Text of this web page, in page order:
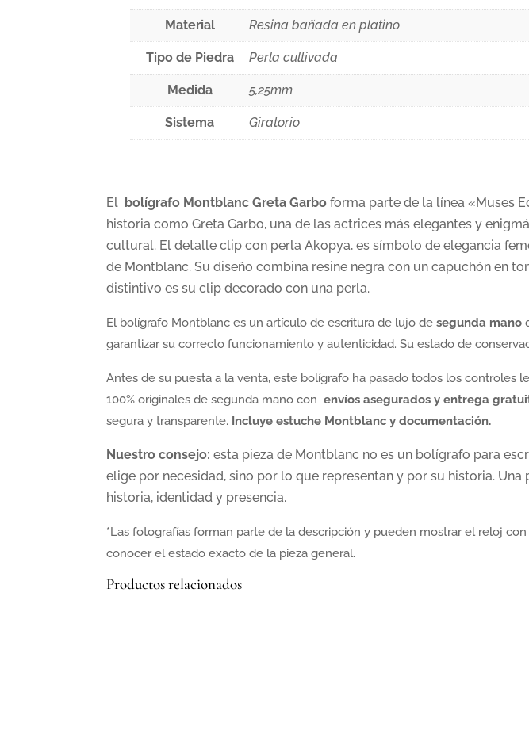
Material Resina bañada en platino
Tipo de Piedra Perla cultivada
Medida 5,25mm
Sistema Giratorio
El bolígrafo Montblanc Greta Garboforma parte de la línea «Muses
historia como Greta Garbo, una de las actrices más elegantes y
cultural. El detalle clip con perla Akopya, es símbolo de elegancia
de Montblanc. Su diseño combina resine negra con un capuchón en
distintivo es su clip decorado con una perla.
El bolígrafo Montblanc es un artículo de escritura de lujo desegunda mano
garantizar su correcto funcionamiento y autenticidad. Su estado de
Antes de su puesta a la venta, este bolígrafo ha pasado todos los controles
100% originales de segunda mano con envíos asegurados y entrega
segura y transparente. Incluye estuche Montblanc y documentación.
Nuestro consejo: esta pieza de Montblanc no es un bolígrafo para
elige por necesidad, sino por lo que representan y por su historia.
historia, identidad y presencia.
*Las fotografías forman parte de la descripción y pueden mostrar el reloj
conocer el estado exacto de la pieza general.
Productos relacionados